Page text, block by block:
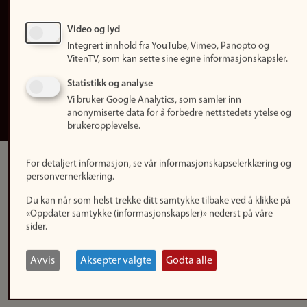
Tilgjengelighetserklæring
Rediger din ansattside
English
Video og lyd
Integrert innhold fra YouTube, Vimeo, Panopto og
VitenTV, som kan sette sine egne informasjonskapsler.
Statistikk og analyse
Vi bruker Google Analytics, som samler inn
anonymiserte data for å forbedre nettstedets ytelse og
brukeropplevelse.
For detaljert informasjon, se vår informasjonskapselerklæring og
personvernerklæring.
Du kan når som helst trekke ditt samtykke tilbake ved å klikke på
«Oppdater samtykke (informasjonskapsler)» nederst på våre
sider.
Avvis Aksepter valgte Godta alle